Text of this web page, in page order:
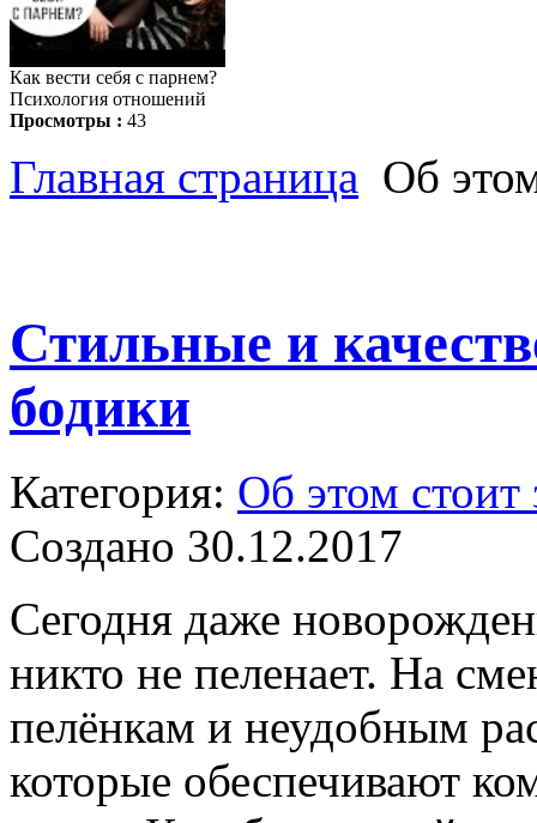
Как вести себя с парнем?
Психология отношений
Просмотры : 43
Главная страница Об
Стильные и
бодики
Категория: Об этом стоит
Создано 30.12.2017
Сегодня даже
никто не пеленает. На
пелёнкам и неудобным
которые обеспечивают